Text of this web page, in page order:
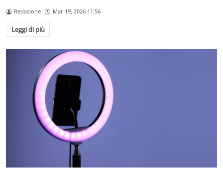
Redazione Mar 19, 2026 11:56
Leggi di più